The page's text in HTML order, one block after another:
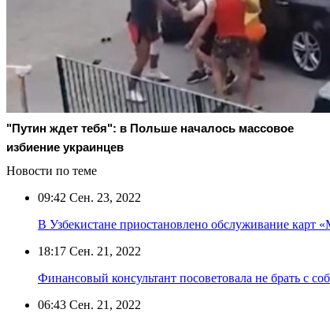
"Путин ждет тебя": в Польше началось массовое
избиение украинцев
Новости по теме
09:42 Сен. 23, 2022
В Узбекистане приостановлено обслуживание карт
18:17 Сен. 21, 2022
Финансовый консультант посоветовала не брать с
06:43 Сен. 21, 2022